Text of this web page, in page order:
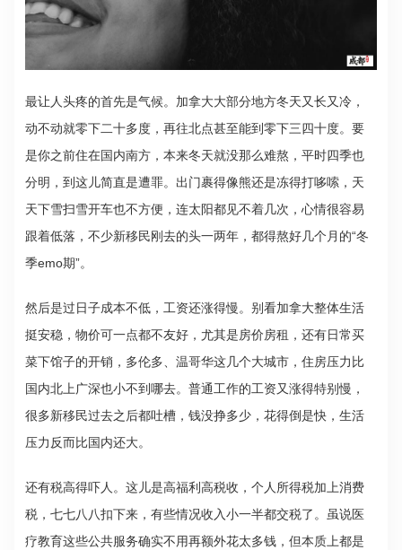
最让人头疼的首先是气候。加拿大大部分地方冬天又长又冷，
动不动就零下二十多度，再往北点甚至能到零下三四十度。要
是你之前住在国内南方，本来冬天就没那么难熬，平时四季也
分明，到这儿简直是遭罪。出门裹得像熊还是冻得打哆嗦，天
天下雪扫雪开车也不方便，连太阳都见不着几次，心情很容易
跟着低落，不少新移民刚去的头一两年，都得熬好几个月的“冬
季emo期”。
然后是过日子成本不低，工资还涨得慢。别看加拿大整体生活
挺安稳，物价可一点都不友好，尤其是房价房租，还有日常买
菜下馆子的开销，多伦多、温哥华这几个大城市，住房压力比
国内北上广深也小不到哪去。普通工作的工资又涨得特别慢，
很多新移民过去之后都吐槽，钱没挣多少，花得倒是快，生活
压力反而比国内还大。
还有税高得吓人。这儿是高福利高税收，个人所得税加上消费
税，七七八八扣下来，有些情况收入小一半都交税了。虽说医
疗教育这些公共服务确实不用再额外花太多钱，但本质上都是